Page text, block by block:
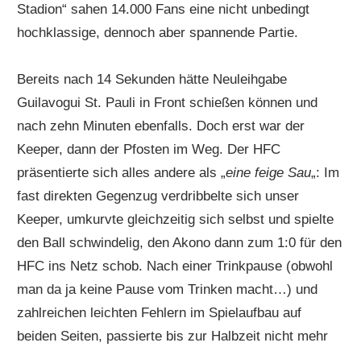
Stadion“ sahen 14.000 Fans eine nicht unbedingt
hochklassige, dennoch aber spannende Partie.
Bereits nach 14 Sekunden hätte Neuleihgabe
Guilavogui St. Pauli in Front schießen können und
nach zehn Minuten ebenfalls. Doch erst war der
Keeper, dann der Pfosten im Weg. Der HFC
präsentierte sich alles andere als „eine feige Sau„: Im
fast direkten Gegenzug verdribbelte sich unser
Keeper, umkurvte gleichzeitig sich selbst und spielte
den Ball schwindelig, den Akono dann zum 1:0 für den
HFC ins Netz schob. Nach einer Trinkpause (obwohl
man da ja keine Pause vom Trinken macht…) und
zahlreichen leichten Fehlern im Spielaufbau auf
beiden Seiten, passierte bis zur Halbzeit nicht mehr